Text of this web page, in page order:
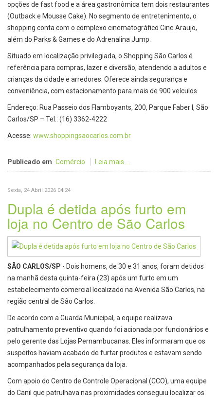
opções de fast food e a área gastronômica tem dois restaurantes
(Outback e Mousse Cake). No segmento de entretenimento, o
shopping conta com o complexo cinematográfico Cine Araujo,
além do Parks & Games e do Adrenalina Jump.
Situado em localização privilegiada, o Shopping São Carlos é
referência para compras, lazer e diversão, atendendo a adultos e
crianças da cidade e arredores. Oferece ainda segurança e
conveniência, com estacionamento para mais de 900 veículos.
Endereço: Rua Passeio dos Flamboyants, 200, Parque Faber I, São
Carlos/SP – Tel.: (16) 3362-4222
Acesse: www.shoppingsaocarlos.com.br
Publicado em Comércio Leia mais ...
Sexta, 24 Abril 2026 04:24
Dupla é detida após furto em
loja no Centro de São Carlos
SÃO CARLOS/SP - Dois homens, de 30 e 31 anos, foram detidos
na manhã desta quinta-feira (23) após um furto em um
estabelecimento comercial localizado na Avenida São Carlos, na
região central de São Carlos.
De acordo com a Guarda Municipal, a equipe realizava
patrulhamento preventivo quando foi acionada por funcionários e
pelo gerente das Lojas Pernambucanas. Eles informaram que os
suspeitos haviam acabado de furtar produtos e estavam sendo
acompanhados pela segurança da loja.
Com apoio do Centro de Controle Operacional (CCO), uma equipe
do Canil que patrulhava nas proximidades conseguiu localizar os